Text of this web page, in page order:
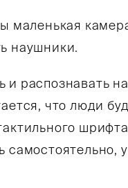
маленькая
наушники.
и распознавать
что люди
самостоятельно,